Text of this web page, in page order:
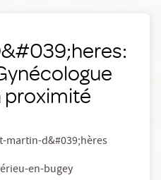
proximité
martin-d&#039;hères
en-bugey